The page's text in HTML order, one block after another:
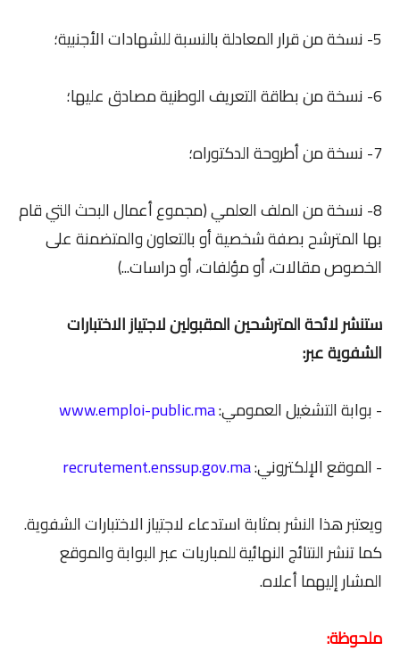
5- نسخة من قرار المعادلة بالنسبة للشهادات الأجنبية؛
6- نسخة من بطاقة التعريف الوطنية مصادق عليها؛
7- نسخة من أطروحة الدكتوراه؛
8- نسخة من الملف العلمي (مجموع أعمال البحث التي قام
بها المترشح بصفة شخصية أو بالتعاون والمتضمنة على
الخصوص مقالات، أو مؤلفات، أو دراسات...)
ستنشر لائحة المترشحين المقبولين لاجتياز الاختبارات
الشفوية عبر:
- بوابة التشغيل العمومي:www.emploi-public.ma
- الموقع الإلكتروني:recrutement.enssup.gov.ma
ويعتبر هذا النشر بمثابة استدعاء لاجتياز الاختبارات الشفوية.
كما تنشر النتائج النهائية للمباريات عبر البوابة والموقع
المشار إليهما أعلاه.
ملحوظة: